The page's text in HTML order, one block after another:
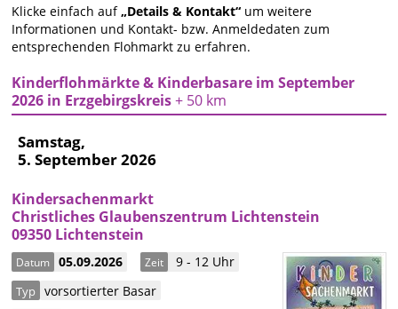
Klicke einfach auf„Details & Kontakt“ um weitere
Informationen und Kontakt- bzw. Anmeldedaten zum
entsprechenden Flohmarkt zu erfahren.
Kinderflohmärkte & Kinderbasare im September
2026 in Erzgebirgskreis+ 50 km
Samstag,
5. September 2026
Kindersachenmarkt
Christliches Glaubenszentrum Lichtenstein
09350 Lichtenstein
Datum 05.09.2026 Zeit 9 - 12 Uhr
Typ vorsortierter Basar